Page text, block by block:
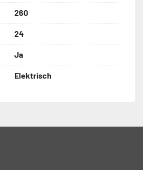
260
24
Ja
Elektrisch